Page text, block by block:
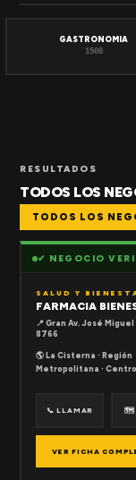
GASTRONOMIA
1508
RESULTADOS
TODOS LOS
TODOS LOS
✔ NEGOCIO
SALUD Y
FARMACIA
📍 Gran Av. José
8766
🌎 La Cisterna · Región
Metropolitana ·
📞 LLAMAR 🗺
VER FICHA